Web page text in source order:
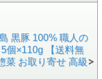
黒豚 100% 職人の
個×110g 【送料無
菜 お取り寄せ 高級